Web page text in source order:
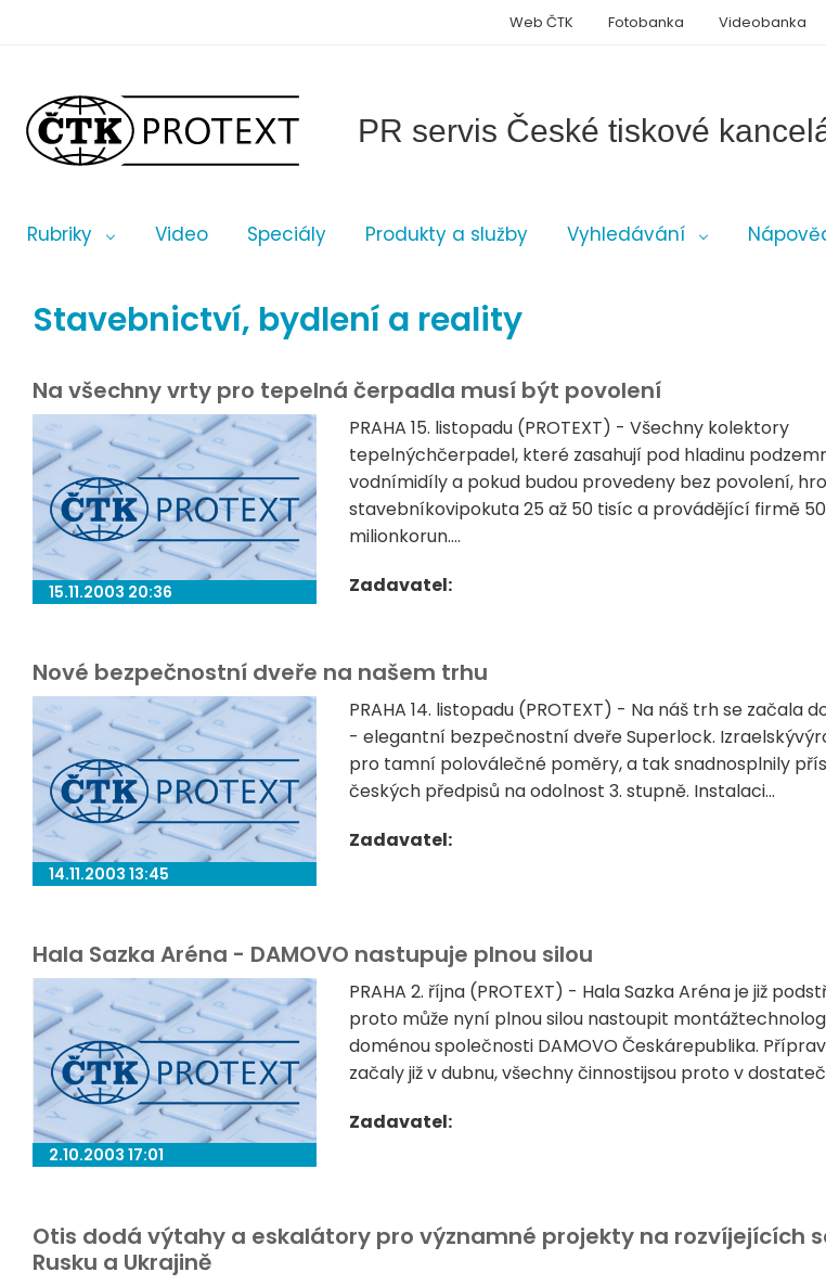
PR servis České tiskové
Rubriky Video Speciály Produkty a služby Vyhledávání
Web ČTK Fotobanka Videobanka
Stavebnictví, bydlení a reality
Na všechny vrty pro tepelná čerpadla musí být povolení
15.11.2003 20:36
PRAHA 15. listopadu (PROTEXT) - Všechny kolektory
tepelnýchčerpadel, které zasahují pod hladinu
vodnímidíly a pokud budou provedeny bez povolení,
stavebníkovipokuta 25 až 50 tisíc a provádějící firmě
milionkorun....
Zadavatel:
Nové bezpečnostní dveře na našem trhu
14.11.2003 13:45
PRAHA 14. listopadu (PROTEXT) - Na náš trh se začala
- elegantní bezpečnostní dveře Superlock.
pro tamní poloválečné poměry, a tak snadnosplnily
českých předpisů na odolnost 3. stupně. Instalaci...
Zadavatel:
Hala Sazka Aréna - DAMOVO nastupuje plnou silou
2.10.2003 17:01
PRAHA 2. října (PROTEXT) - Hala Sazka Aréna je již
proto může nyní plnou silou nastoupit
doménou společnosti DAMOVO Českárepublika.
začaly již v dubnu, všechny činnostijsou proto v
Zadavatel:
Otis dodá výtahy a eskalátory pro významné projekty na rozvíjejících
Rusku a Ukrajině